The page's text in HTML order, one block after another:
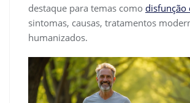
destaque para temas como disfunção
sintomas, causas, tratamentos
humanizados.